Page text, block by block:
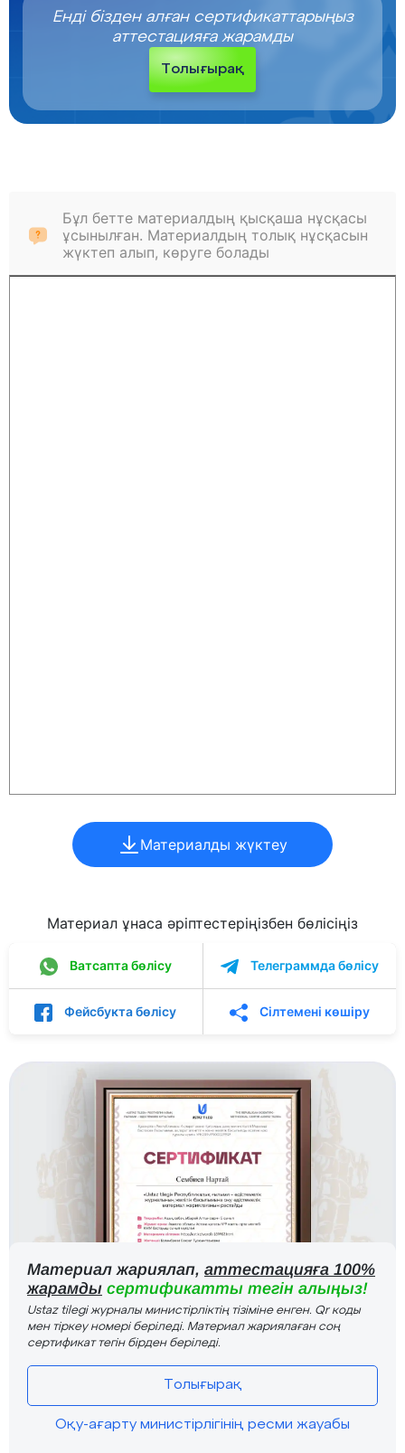
Енді бізден алған сертификаттарыңыз
аттестацияға жарамды
Толығырақ
Бұл бетте материалдың қысқаша нұсқасы
ұсынылған. Материалдың толық нұсқасын
жүктеп алып, көруге болады
Материалды жүктеу
Материал ұнаса әріптестеріңізбен бөлісіңіз
Ватсапта бөлісу Телеграммда бөлісу
Фейсбукта бөлісу Сілтемені көшіру
Материал жариялап, аттестацияға 100%
жарамды сертификатты тегін алыңыз!
Ustaz tilegi журналы министірліктің тізіміне енген. Qr коды
мен тіркеу номері беріледі. Материал жариялаған соң
сертификат тегін бірден беріледі.
Толығырақ
Оқу-ағарту министірлігінің ресми жауабы